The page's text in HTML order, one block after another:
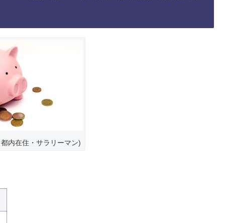
内在住・サラリーマン)